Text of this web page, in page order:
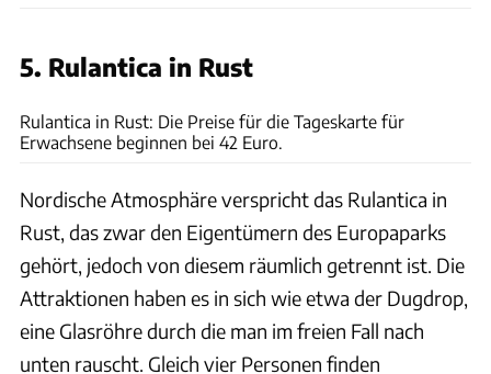
5. Rulantica in Rust
Rulantica in Rust: Die Preise für die Tageskarte für
Erwachsene beginnen bei 42 Euro.
Nordische Atmosphäre verspricht das Rulantica in
Rust, das zwar den Eigentümern des Europaparks
gehört, jedoch von diesem räumlich getrennt ist. Die
Attraktionen haben es in sich wie etwa der Dugdrop,
eine Glasröhre durch die man im freien Fall nach
unten rauscht. Gleich vier Personen finden